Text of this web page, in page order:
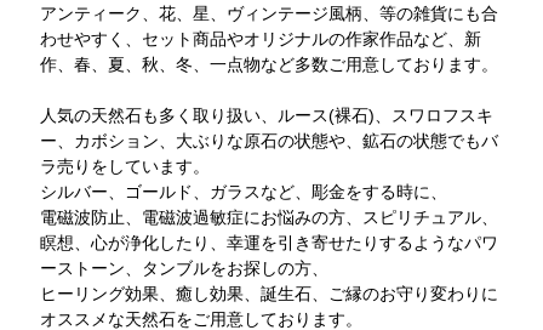
アンティーク、花、星、ヴィンテージ風柄、等の雑貨にも合
わせやすく、セット商品やオリジナルの作家作品など、新
作、春、夏、秋、冬、一点物など多数ご用意しております。
人気の天然石も多く取り扱い、ルース(裸石)、スワロフスキ
ー、カボション、大ぶりな原石の状態や、鉱石の状態でもバ
ラ売りをしています。
シルバー、ゴールド、ガラスなど、彫金をする時に、
電磁波防止、電磁波過敏症にお悩みの方、スピリチュアル、
瞑想、心が浄化したり、幸運を引き寄せたりするようなパワ
ーストーン、タンブルをお探しの方、
ヒーリング効果、癒し効果、誕生石、ご縁のお守り変わりに
オススメな天然石をご用意しております。